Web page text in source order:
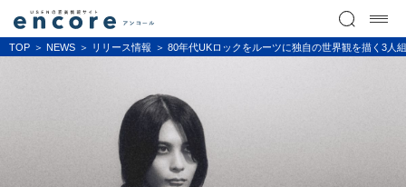
TOP NEWS リリース情報 80年代UKロックをルーツに独自の世界観を描く3